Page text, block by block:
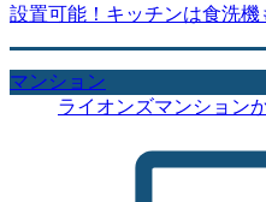
設置可能！キッチンは食洗機
マンション
ライオンズマンション